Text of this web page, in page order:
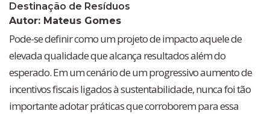
Destinação de Resíduos
Autor: Mateus Gomes
Pode-se definir como um projeto de impacto aquele de
elevada qualidade que alcança resultados além do
esperado. Em um cenário de um progressivo aumento de
incentivos fiscais ligados à sustentabilidade, nunca foi tão
importante adotar práticas que corroborem para essa